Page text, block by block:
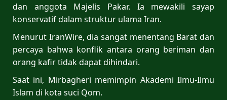
dan anggota Majelis Pakar. Ia mewakili sayap
konservatif dalam struktur ulama Iran.
Menurut IranWire, dia sangat menentang Barat dan
percaya bahwa konflik antara orang beriman dan
orang kafir tidak dapat dihindari.
Saat ini, Mirbagheri memimpin Akademi Ilmu-Ilmu
Islam di kota suci Qom.